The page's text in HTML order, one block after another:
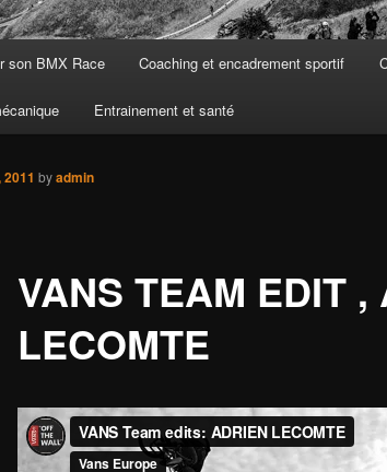
son BMX Race Coaching et encadrement sportif
Entrainement et santé
VANS TEAM EDIT ,
LECOMTE
byadmin